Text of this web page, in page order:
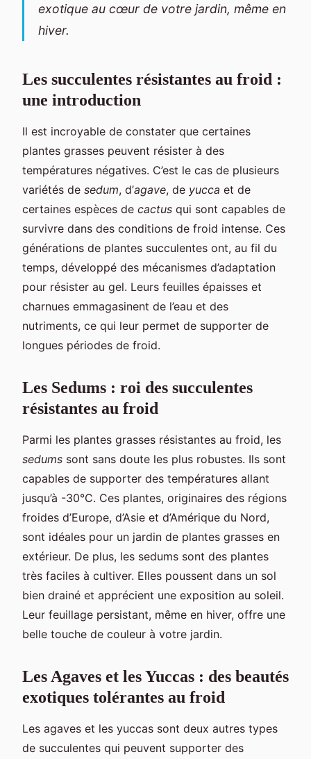
exotique au cœur de votre jardin, même en
hiver.
Les succulentes résistantes au froid :
une introduction
Il est incroyable de constater que certaines
plantes grasses peuvent résister à des
températures négatives. C’est le cas de plusieurs
variétés de sedum, d’agave, de yucca et de
certaines espèces de cactus qui sont capables de
survivre dans des conditions de froid intense. Ces
générations de plantes succulentes ont, au fil du
temps, développé des mécanismes d’adaptation
pour résister au gel. Leurs feuilles épaisses et
charnues emmagasinent de l’eau et des
nutriments, ce qui leur permet de supporter de
longues périodes de froid.
Les Sedums : roi des succulentes
résistantes au froid
Parmi les plantes grasses résistantes au froid, les
sedums sont sans doute les plus robustes. Ils sont
capables de supporter des températures allant
jusqu’à -30°C. Ces plantes, originaires des régions
froides d’Europe, d’Asie et d’Amérique du Nord,
sont idéales pour un jardin de plantes grasses en
extérieur. De plus, les sedums sont des plantes
très faciles à cultiver. Elles poussent dans un sol
bien drainé et apprécient une exposition au soleil.
Leur feuillage persistant, même en hiver, offre une
belle touche de couleur à votre jardin.
Les Agaves et les Yuccas : des beautés
exotiques tolérantes au froid
Les agaves et les yuccas sont deux autres types
de succulentes qui peuvent supporter des